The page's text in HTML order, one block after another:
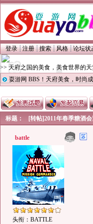
登录 注册 搜索 风格 论坛状
>> 天府之国的美食，美食世界的天
耍游网 BBS！天府美食，时尚
标题： [转帖]2011年春季糖酒
battle
头衔：BATTLE